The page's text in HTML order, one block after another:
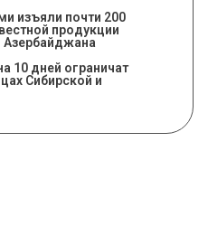
изъяли почти 200
продукции
Азербайджана
10 дней ограничат
Сибирской и